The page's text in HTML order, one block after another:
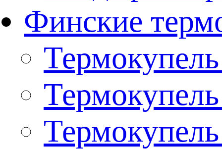
Финские